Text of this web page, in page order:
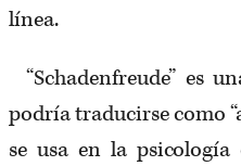
línea.
“Schadenfreude” es
podría traducirse como
se usa en la